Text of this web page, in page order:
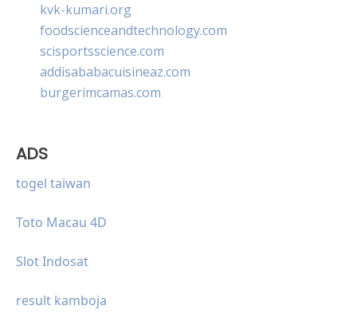
kvk-kumari.org
foodscienceandtechnology.com
scisportsscience.com
addisababacuisineaz.com
burgerimcamas.com
ADS
togel taiwan
Toto Macau 4D
Slot Indosat
result kamboja